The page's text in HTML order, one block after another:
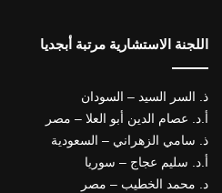
اللجنة الاستشارية مرتبة أبجديا
ذ. السر السيد – السودان
أ.د. عصام الدين أبو العلا – مصر
ذ. سامي الزهراني – السعودية
أ.د. سليم عجاج – سوريا
د. محمد الخطيب – مصر